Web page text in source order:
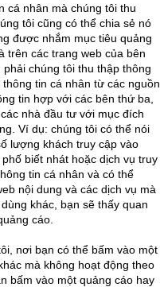
cá nhân mà chúng tôi thu
tôi cũng có thể chia sẻ nó
được nhắm mục tiêu quảng
trên các trang web của bên
chúng tôi thu thập thông
tin cá nhân từ các nguồn
tin hợp với các bên thứ ba,
nhà đầu tư với mục đích
Ví dụ: chúng tôi có thể nói
lượng khách truy cập vào
biết nhát hoặc dịch vụ truy
tin cá nhân và có thể
nội dung và các dịch vụ mà
khác, bạn sẽ thấy quan
cáo.
nơi bạn có thể bấm vào một
mà không hoạt động theo
bấm vào một quảng cáo hay